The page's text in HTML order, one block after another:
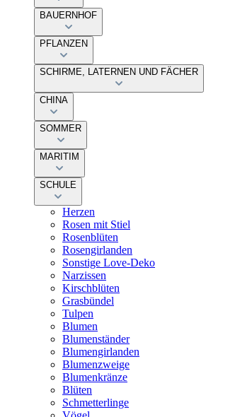
BAUERNHOF
PFLANZEN
SCHIRME, LATERNEN UND FÄCHER
CHINA
SOMMER
MARITIM
SCHULE
Herzen
Rosen mit Stiel
Rosenblüten
Rosengirlanden
Sonstige Love-Deko
Narzissen
Kirschblüten
Grasbündel
Tulpen
Blumen
Blumenständer
Blumengirlanden
Blumenzweige
Blumenkränze
Blüten
Schmetterlinge